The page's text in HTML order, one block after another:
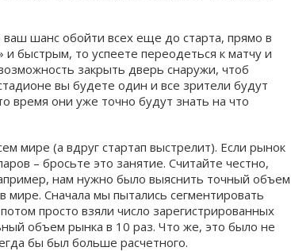
шанс обойти всех еще до старта, прямо в
быстрым, то успеете переодеться к матчу и
закрыть дверь снаружи, чтоб
вы будете один и все зрители будут
время они уже точно будут знать на что
мире (а вдруг стартап выстрелит). Если рынок
– бросьте это занятие. Считайте честно,
нам нужно было выяснить точный объем
Сначала мы пытались сегментировать
просто взяли число зарегистрированных
объем рынка в 10 раз. Что же, это было не
бы был больше расчетного.